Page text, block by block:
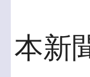
本新